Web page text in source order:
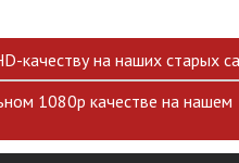
качеству на наших старых
1080p качестве на нашем